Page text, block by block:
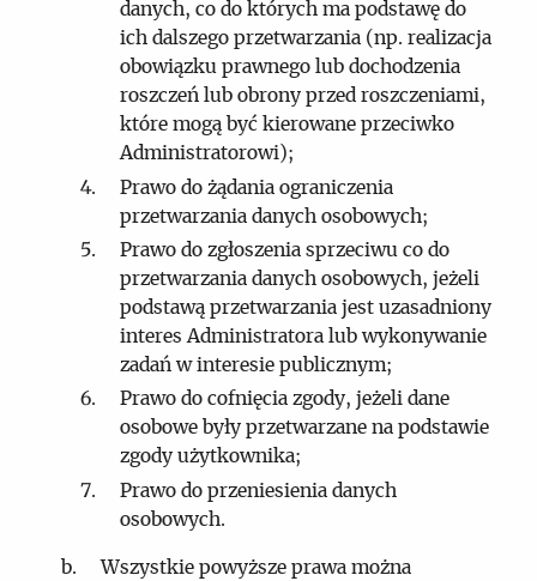
danych, co do których ma podstawę do
ich dalszego przetwarzania (np. realizacja
obowiązku prawnego lub dochodzenia
roszczeń lub obrony przed roszczeniami,
które mogą być kierowane przeciwko
Administratorowi);
Prawo do żądania ograniczenia
przetwarzania danych osobowych;
Prawo do zgłoszenia sprzeciwu co do
przetwarzania danych osobowych, jeżeli
podstawą przetwarzania jest uzasadniony
interes Administratora lub wykonywanie
zadań w interesie publicznym;
Prawo do cofnięcia zgody, jeżeli dane
osobowe były przetwarzane na podstawie
zgody użytkownika;
Prawo do przeniesienia danych
osobowych.
Wszystkie powyższe prawa można